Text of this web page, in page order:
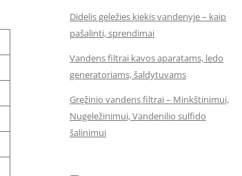
Didelis geležies kiekis vandenyje – kaip
pašalinti, sprendimai
Vandens filtrai kavos aparatams, ledo
generatoriams, šaldytuvams
Gręžinio vandens filtrai – Minkštinimui,
Nugeležinimui, Vandenilio sulfido
šalinimui